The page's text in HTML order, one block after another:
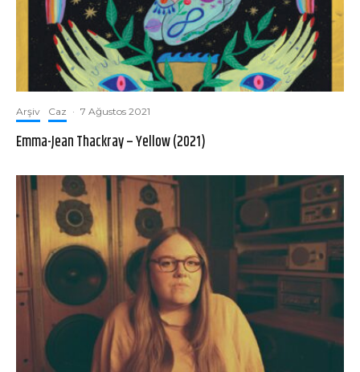
Arşiv Caz · 7 Ağustos 2021
Emma-Jean Thackray – Yellow (2021)